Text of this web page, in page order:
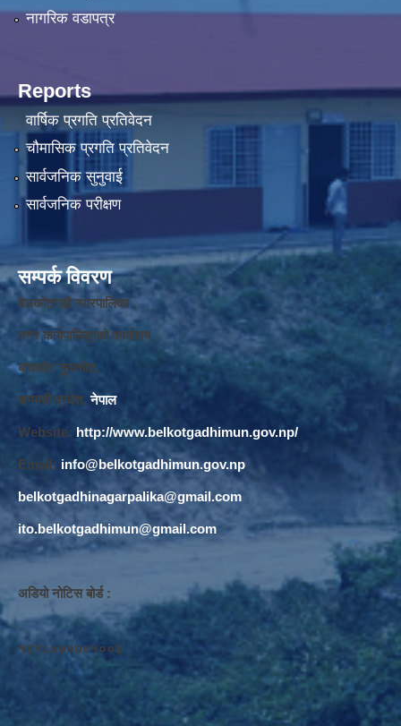
नागरिक वडापत्र
Reports
वार्षिक प्रगति प्रतिवेदन
चौमासिक प्रगति प्रतिवेदन
सार्वजनिक सुनुवाई
सार्वजनिक परीक्षण
सम्पर्क विवरण
बेलकोटगढी नगरपालिका ,
नगर कार्यपालिकाको कार्यालय,
बाघखोर नुवाकोट,
बागमती प्रदेश, नेपाल
Website: http://www.belkotgadhimun.gov.np/
Email: info@belkotgadhimun.gov.np
belkotgadhinagarpalika@gmail.com
ito.belkotgadhimun@gmail.com
अडियो नोटिस बोर्ड :
१६१८०७०७०१००३